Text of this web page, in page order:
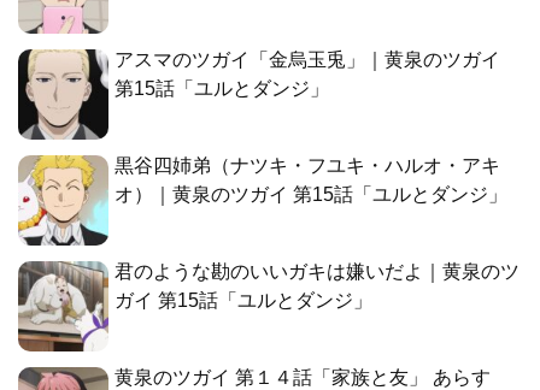
アスマのツガイ「金烏玉兎」｜黄泉のツガイ
第15話「ユルとダンジ」
黒谷四姉弟（ナツキ・フユキ・ハルオ・アキ
オ）｜黄泉のツガイ 第15話「ユルとダンジ」
君のような勘のいいガキは嫌いだよ｜黄泉のツ
ガイ 第15話「ユルとダンジ」
黄泉のツガイ 第１４話「家族と友」 あらす